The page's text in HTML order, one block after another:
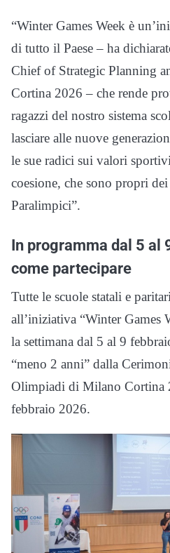
“Winter Games Week è
di tutto il Paese – ha
Chief of Strategic Planning
Cortina 2026 – che rende
ragazzi del nostro sistema
lasciare alle nuove
le sue radici sui valori
coesione, che sono propri
Paralimpici”.
In programma dal 5 al
come partecipare
Tutte le scuole statali e
all’iniziativa “Winter Games
la settimana dal 5 al 9
“meno 2 anni” dalla
Olimpiadi di Milano Cortina
febbraio 2026.